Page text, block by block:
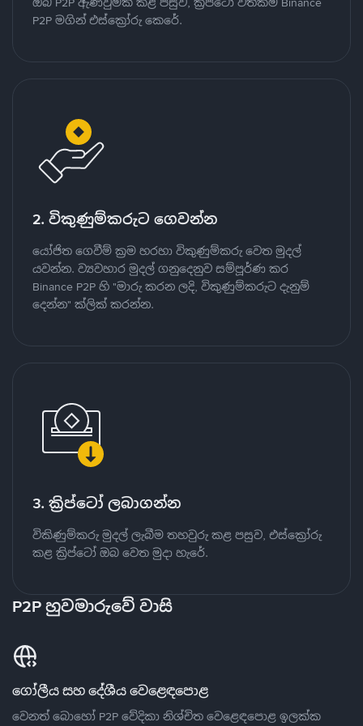
P2P මගින් එස්ක්‍රෝරු කෙරේ.
2. විකුණුම්කරුට ගෙවන්න
යෝජිත ගෙවීම් ක්‍රම හරහා විකුණුම්කරු වෙත මුදල්
යවන්න. ව්‍යවහාර මුදල් ගනුදෙනුව සම්පූර්ණ කර
Binance P2P හි "මාරු කරන ලදි, විකුණුම්කරුට දැනුම්
දෙන්න" ක්ලික් කරන්න.
3. ක්‍රිප්ටෝ ලබාගන්න
විකිණුම්කරු මුදල් ලැබීම තහවුරු කළ පසුව, එස්ක්‍රෝරු
කළ ක්‍රිප්ටෝ ඔබ වෙත මුදා හැරේ.
P2P හුවමාරුවේ වාසි
ගෝලීය සහ දේශීය වෙළෙඳපොළ
වෙනත් බොහෝ P2P වේදිකා නිශ්චිත වෙළෙඳපොළ ඉලක්ක